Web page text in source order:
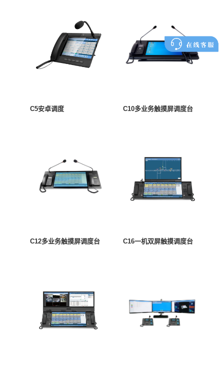
C5安卓调度 C10多业务触摸屏调度台
C12多业务触摸屏调度台 C16一机双屏触摸调度台